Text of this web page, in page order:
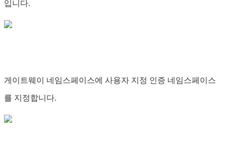
입니다.
게이트웨이 네임스페이스에 사용자 지정 인증 네임스페이스
를 지정합니다.